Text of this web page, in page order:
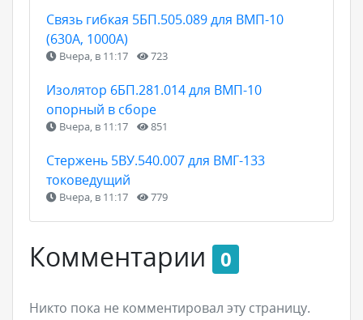
Связь гибкая 5БП.505.089 для ВМП-10
(630А, 1000А)
Вчера, в 11:17 723
Изолятор 6БП.281.014 для ВМП-10
опорный в сборе
Вчера, в 11:17 851
Стержень 5ВУ.540.007 для ВМГ-133
токоведущий
Вчера, в 11:17 779
Комментарии 0
Никто пока не комментировал эту страницу.